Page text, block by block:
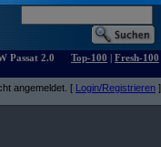
Passat 2.0
Top-100 | Fresh-100
angemeldet. [ Login/Registrieren ]